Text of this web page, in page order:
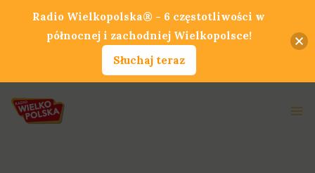
Radio Wielkopolska® - 6 częstotliwości w
północnej i zachodniej Wielkopolsce!
Słuchaj teraz